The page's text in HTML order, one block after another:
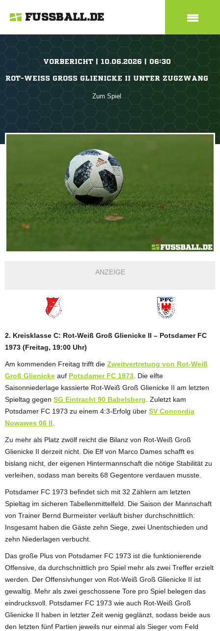
FUSSBALL.DE
VORBERICHT | 10.06.2026 | 06:30
ROT-WEISS GROSS GLIENICKE II UNTER ZUGZWANG
Zum Spiel
ANZEIGE
2. Kreisklasse C: Rot-Weiß Groß Glienicke II – Potsdamer FC
1973 (Freitag, 19:00 Uhr)
Am kommenden Freitag trifft die Zweitvertretung von Rot-Weiß
Groß Glienicke auf Potsdamer FC 1973 . Die elfte
Saisonniederlage kassierte Rot-Weiß Groß Glienicke II am letzten
Spieltag gegen SG Eintracht 90 Babelsberg . Zuletzt kam
Potsdamer FC 1973 zu einem 4:3-Erfolg über SV Concordia
Nowawes 06 II
Zu mehr als Platz zwölf reicht die Bilanz von Rot-Weiß Groß
Glienicke II derzeit nicht. Die Elf von Marco Dames schafft es
bislang nicht, der eigenen Hintermannschaft die nötige Stabilität zu
verleihen, sodass man bereits 68 Gegentore verdauen musste.
Potsdamer FC 1973 befindet sich mit 32 Zählern am letzten
Spieltag im sicheren Tabellenmittelfeld. Die Saison der Mannschaft
von Trainer Bernd Burmeister verläuft bisher durchschnittlich:
Insgesamt haben die Gäste zehn Siege, zwei Unentschieden und
zehn Niederlagen verbucht.
Das große Plus von Potsdamer FC 1973 ist die funktionierende
Offensive, da durchschnittlich pro Spiel mehr als zwei Treffer erzielt
werden. Der Offensivhunger von Rot-Weiß Groß Glienicke II ist
gewaltig. Mehr als zwei geschossene Tore pro Spiel belegen das
eindrucksvoll. Potsdamer FC 1973 wie auch Rot-Weiß Groß
Glienicke II haben in letzter Zeit wenig geglänzt, sodass beide aus
den letzten fünf Partien jeweils nur einmal als Sieger vom Feld